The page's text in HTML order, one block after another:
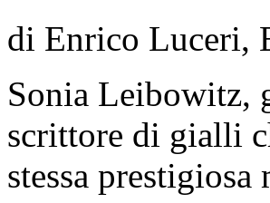
di Enrico Luceri,
Sonia Leibowitz,
scrittore di gialli
stessa